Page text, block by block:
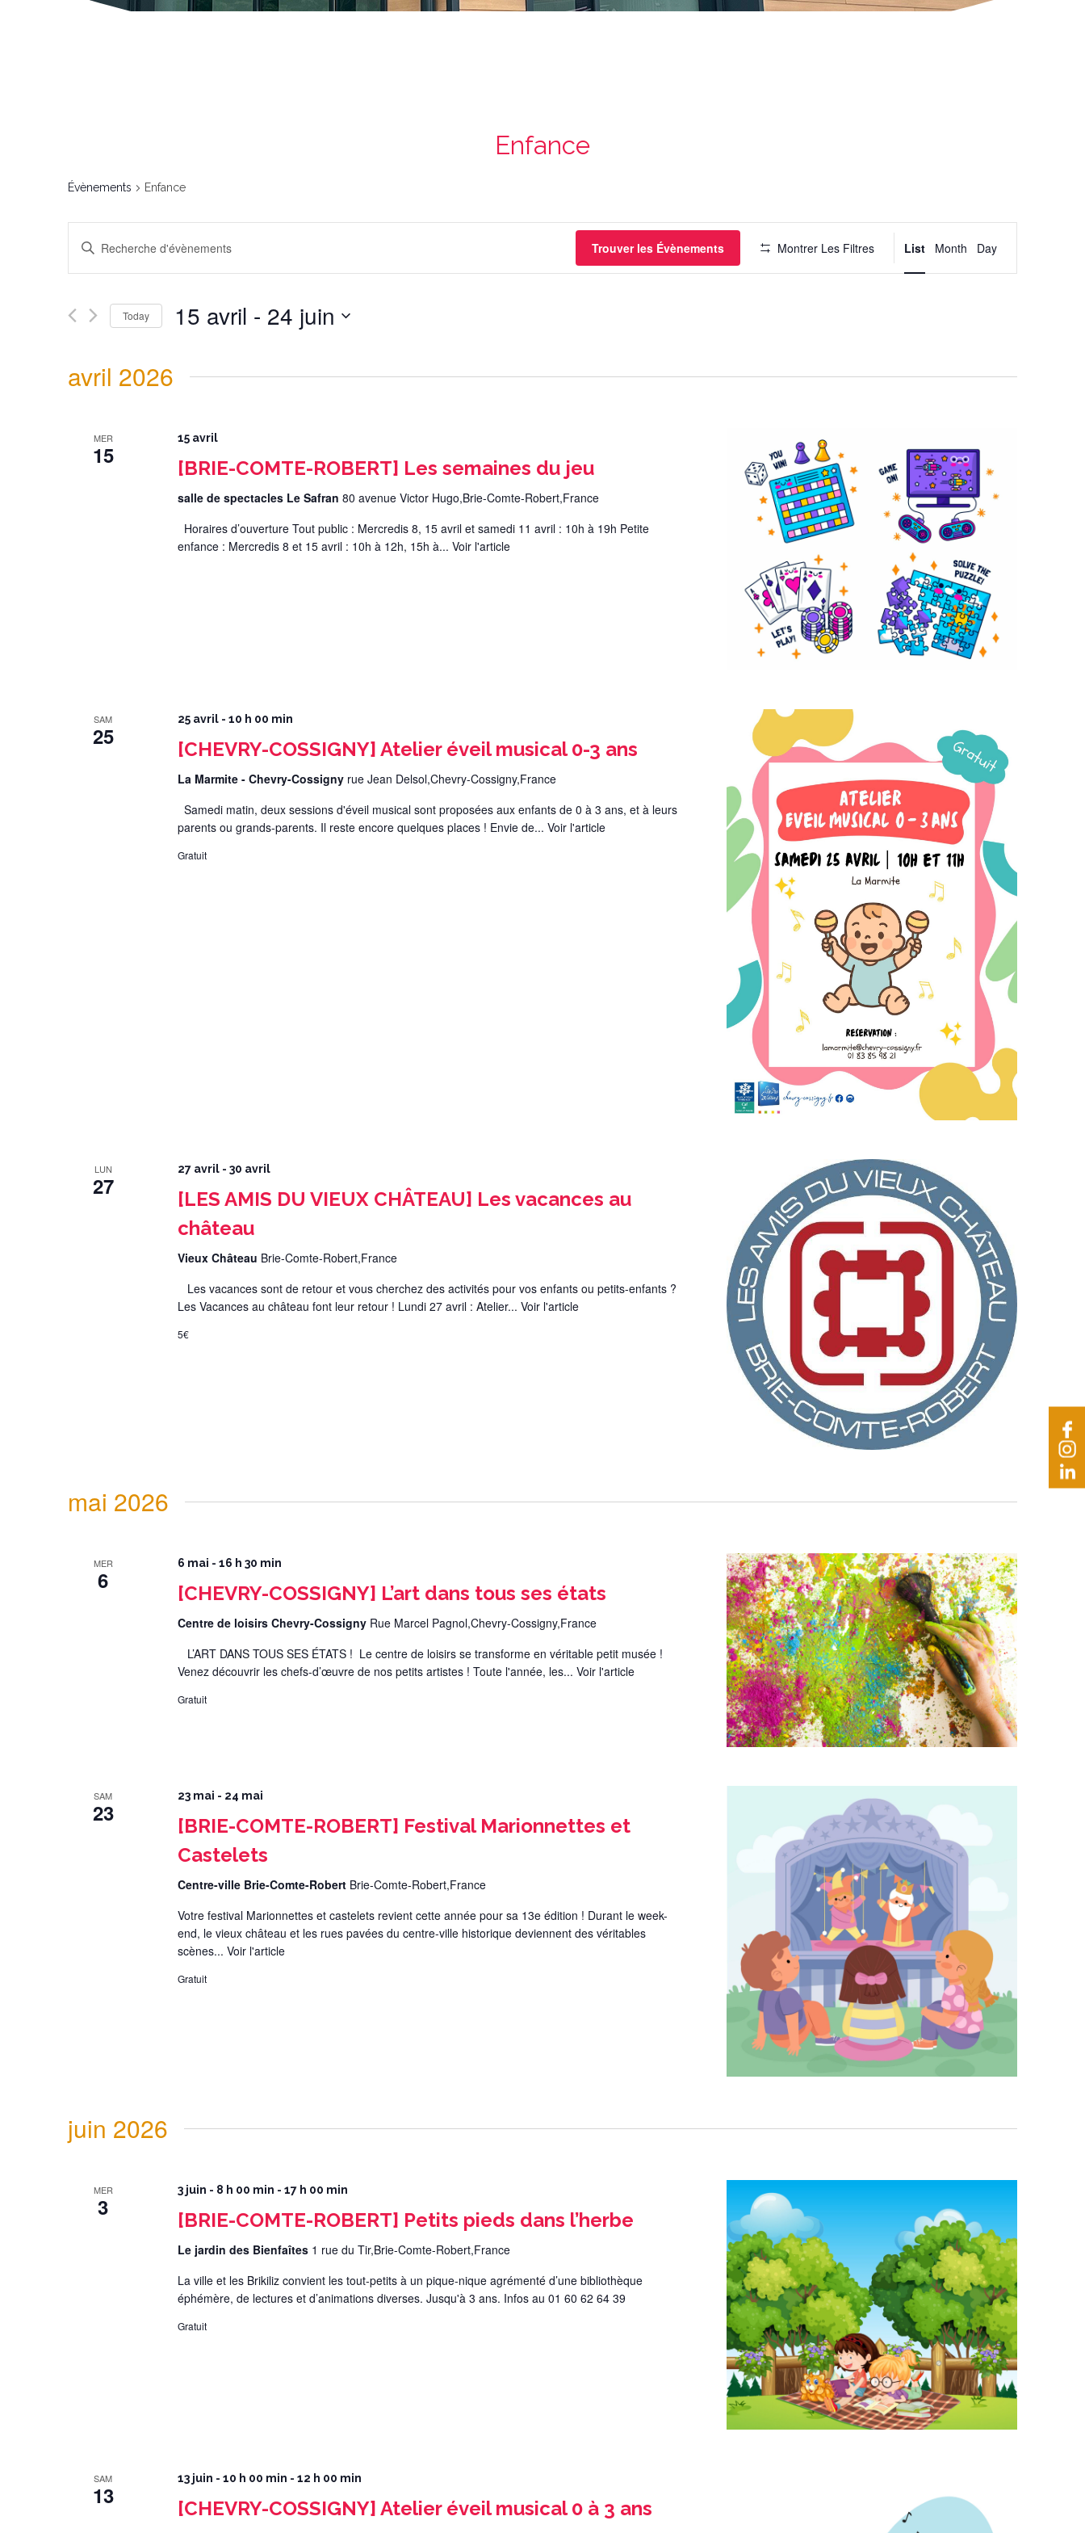
Enfance
Évènements Enfance
Recherche
Évènements
Search
Évènements
Trouver les Évènements Montrer Les Filtres
Navigation
List Month Day
Today 15 avril - 24 juin
avril 2026
MER
15
15 avril
[BRIE-COMTE-ROBERT] Les semaines du jeu
salle de spectacles Le Safran 80 avenue Victor Hugo,Brie-Comte-Robert,France
Horaires d’ouverture Tout public : Mercredis 8, 15 avril et samedi 11 avril : 10h à 19h Petite
enfance : Mercredis 8 et 15 avril : 10h à 12h, 15h à... Voir l'article
SAM
25
25 avril - 10 h 00 min
[CHEVRY-COSSIGNY] Atelier éveil musical 0-3 ans
La Marmite - Chevry-Cossigny rue Jean Delsol,Chevry-Cossigny,France
Samedi matin, deux sessions d'éveil musical sont proposées aux enfants de 0 à 3 ans, et à leurs
parents ou grands-parents. Il reste encore quelques places ! Envie de... Voir l'article
Gratuit
LUN
27
27 avril- 30 avril
[LES AMIS DU VIEUX CHÂTEAU] Les vacances au
château
Vieux Château Brie-Comte-Robert,France
Les vacances sont de retour et vous cherchez des activités pour vos enfants ou petits-enfants ?
Les Vacances au château font leur retour ! Lundi 27 avril : Atelier... Voir l'article
5€
mai 2026
MER
6
6 mai - 16 h 30 min
[CHEVRY-COSSIGNY] L’art dans tous ses états
Centre de loisirs Chevry-Cossigny Rue Marcel Pagnol,Chevry-Cossigny,France
L’ART DANS TOUS SES ÉTATS ! Le centre de loisirs se transforme en véritable petit musée !
Venez découvrir les chefs-d’œuvre de nos petits artistes ! Toute l'année, les... Voir l'article
Gratuit
SAM
23
23 mai - 24 mai
[BRIE-COMTE-ROBERT] Festival Marionnettes et
Castelets
Centre-ville Brie-Comte-Robert Brie-Comte-Robert,France
Votre festival Marionnettes et castelets revient cette année pour sa 13e édition ! Durant le week-
end, le vieux château et les rues pavées du centre-ville historique deviennent des véritables
scènes... Voir l'article
Gratuit
juin 2026
MER
3
3 juin - 8 h 00 min - 17 h 00 min
[BRIE-COMTE-ROBERT] Petits pieds dans l’herbe
Le jardin des Bienfaîtes 1 rue du Tir,Brie-Comte-Robert,France
La ville et les Brikiliz convient les tout-petits à un pique-nique agrémenté d’une bibliothèque
éphémère, de lectures et d’animations diverses. Jusqu'à 3 ans. Infos au 01 60 62 64 39
Gratuit
SAM
13
13 juin - 10 h 00 min - 12 h 00 min
[CHEVRY-COSSIGNY] Atelier éveil musical 0 à 3 ans